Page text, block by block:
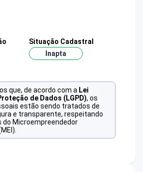
Situação Cadastral
Inapta
que, de acordo com a Lei
de Dados (LGPD), os
estão sendo tratados de
e transparente, respeitando
do Microempreendedor